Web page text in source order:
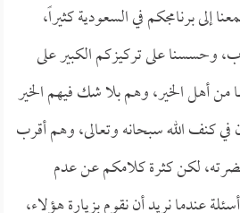
إلى برنامجكم في السعودية كثيراً،
وحسسنا على تركيزكم الكبير على
من أهل الخير، وهم بلا شك فيهم الخير
كنف الله سبحانه وتعالى، وهم أقرب
لكن كثرة كلامكم عن عدم